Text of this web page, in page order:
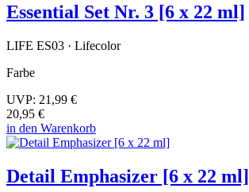
Essential Set Nr. 3 [6 x 22 ml]
LIFE ES03 · Lifecolor
Farbe
UVP: 21,99 €
20,95 €
in den Warenkorb
Detail Emphasizer [6 x 22 ml]